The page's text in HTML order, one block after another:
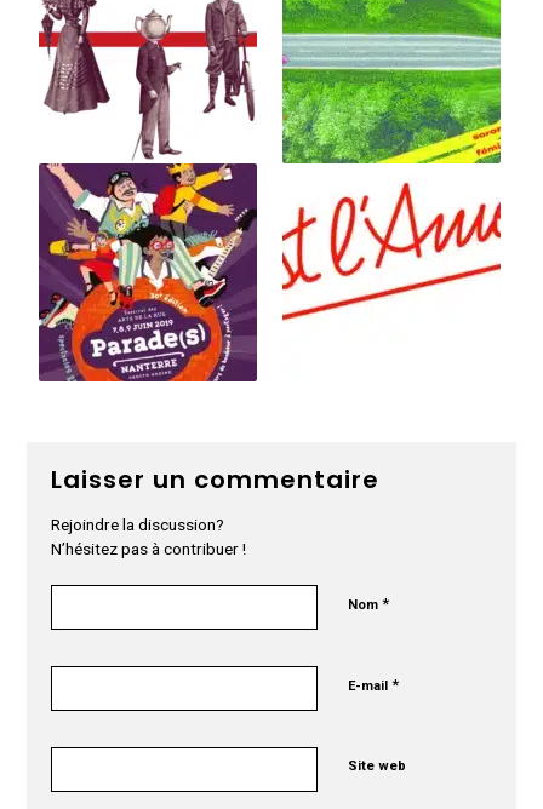
Laisser un commentaire
Rejoindre la discussion?
N’hésitez pas à contribuer !
Nom*
E-mail*
Site web